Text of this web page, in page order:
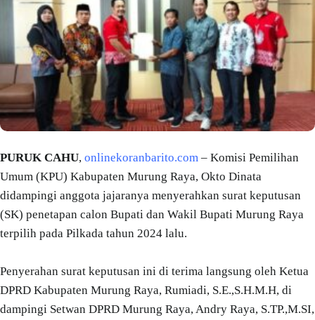
PURUK CAHU, onlinekoranbarito.com – Komisi Pemilihan
Umum (KPU) Kabupaten Murung Raya, Okto Dinata
didampingi anggota jajaranya menyerahkan surat keputusan
(SK) penetapan calon Bupati dan Wakil Bupati Murung Raya
terpilih pada Pilkada tahun 2024 lalu.
Penyerahan surat keputusan ini di terima langsung oleh Ketua
DPRD Kabupaten Murung Raya, Rumiadi, S.E.,S.H.M.H, di
dampingi Setwan DPRD Murung Raya, Andry Raya, S.TP.,M.SI,